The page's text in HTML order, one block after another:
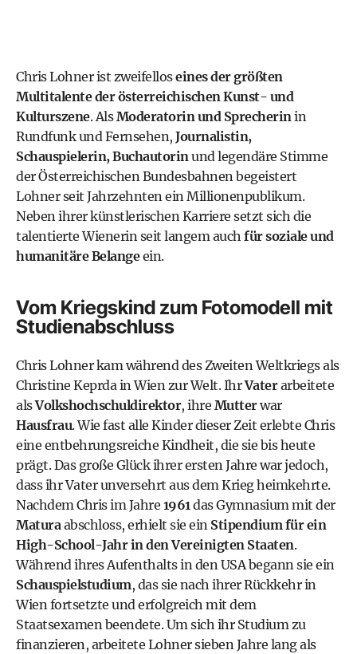
Chris Lohner ist zweifelloseines der größten
Multitalente der österreichischen Kunst- und
Kulturszene. AlsModeratorin und Sprecherinin
Rundfunk und Fernsehen, Journalistin,
Schauspielerin, Buchautorinund legendäre Stimme
derÖsterreichischen Bundesbahnenbegeistert
Lohner seit Jahrzehnten ein Millionenpublikum.
Neben ihrer künstlerischen Karriere setzt sich die
talentierte Wienerin seit langem auch für soziale und
humanitäre Belangeein.
Vom Kriegskind zum Fotomodell mit
Studienabschluss
Chris Lohner kam während des Zweiten Weltkriegs als
Christine Keprda in Wien zur Welt. IhrVaterarbeitete
alsVolkshochschuldirektor, ihre Mutterwar
Hausfrau. Wie fast alle Kinder dieser Zeit erlebte Chris
eine entbehrungsreiche Kindheit, die sie bis heute
prägt. Das große Glück ihrer ersten Jahre war jedoch,
dass ihr Vater unversehrt aus dem Krieg heimkehrte.
Nachdem Chris im Jahre 1961das Gymnasium mit der
Maturaabschloss, erhielt sie ein Stipendium für ein
High-School-Jahr in den Vereinigten Staaten.
Während ihres Aufenthalts in den USA begann sie ein
Schauspielstudium, das sie nach ihrer Rückkehr in
Wien fortsetzte und erfolgreich mit dem
Staatsexamen beendete. Um sich ihr Studium zu
finanzieren, arbeitete Lohner sieben Jahre lang als